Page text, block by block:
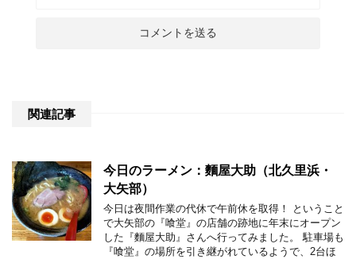
関連記事
今日のラーメン：麵屋大助（北久里浜・
大矢部）
今日は夜間作業の代休で午前休を取得！ ということ
で大矢部の『喰堂』の店舗の跡地に年末にオープン
した『麵屋大助』さんへ行ってみました。 駐車場も
『喰堂』の場所を引き継がれているようで、2台ほ